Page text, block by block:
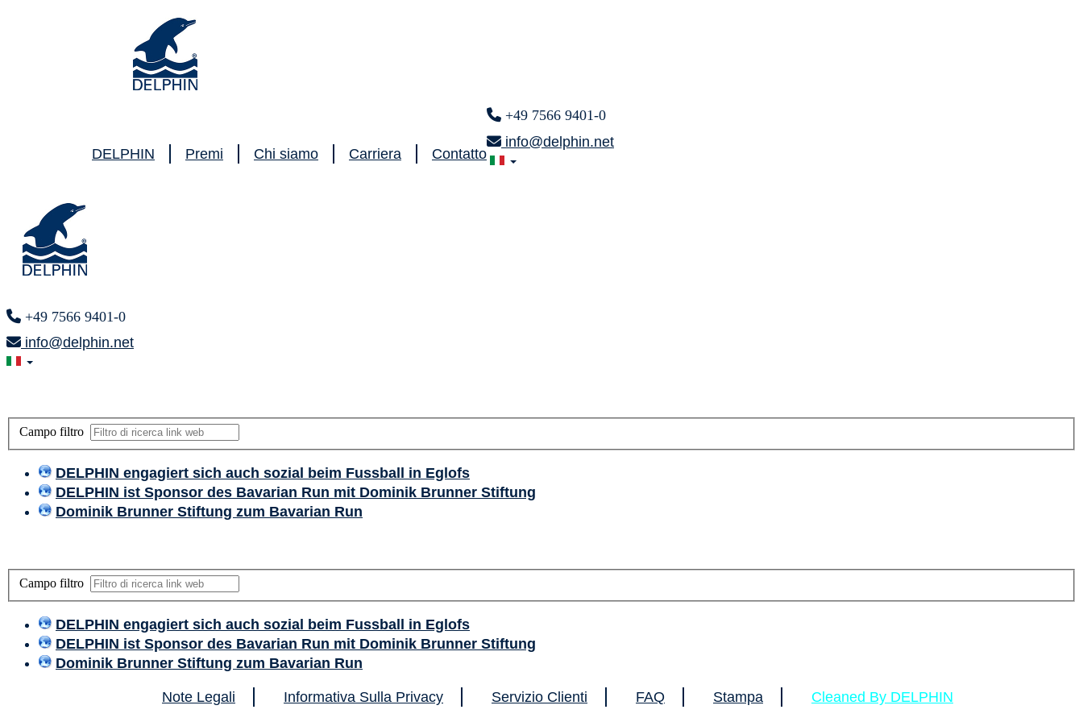
DELPHIN Premi Chi siamo Carriera Contatto
+49 7566 9401-0
info@delphin.net
+49 7566 9401-0
info@delphin.net
Campo filtro
DELPHIN engagiert sich auch sozial beim Fussball in Eglofs
DELPHIN ist Sponsor des Bavarian Run mit Dominik Brunner Stiftung
Dominik Brunner Stiftung zum Bavarian Run
Campo filtro
DELPHIN engagiert sich auch sozial beim Fussball in Eglofs
DELPHIN ist Sponsor des Bavarian Run mit Dominik Brunner Stiftung
Dominik Brunner Stiftung zum Bavarian Run
Note Legali Informativa Sulla Privacy Servizio Clienti FAQ Stampa Cleaned By DELPHIN